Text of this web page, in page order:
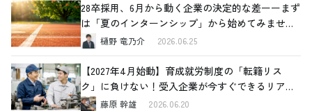
28卒採用、6月から動く企業の決定的な差ーーまず
は「夏のインターンシップ」から始めてみません
か
樋野 竜乃介 2026.06.25
【2027年4月始動】育成就労制度の「転籍リス
ク」に負けない！受入企業が今すぐできるリアル
な対策藤原 幹雄 2026.06.20